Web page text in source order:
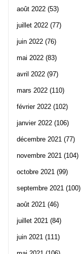
août 2022 (53)
juillet 2022 (77)
juin 2022 (76)
mai 2022 (83)
avril 2022 (97)
mars 2022 (110)
février 2022 (102)
janvier 2022 (106)
décembre 2021 (77)
novembre 2021 (104)
octobre 2021 (99)
septembre 2021 (100)
août 2021 (46)
juillet 2021 (84)
juin 2021 (111)